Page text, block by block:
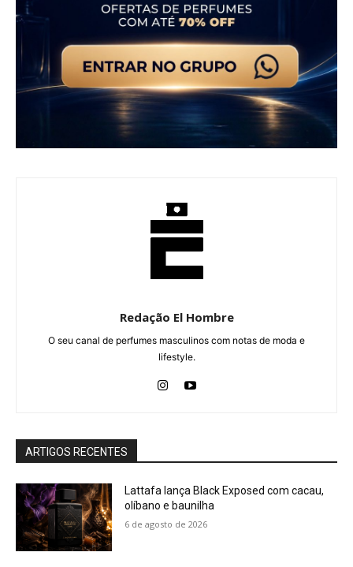
Redação El Hombre
O seu canal de perfumes masculinos com notas de moda e
lifestyle.
ARTIGOS RECENTES
Lattafa lança Black Exposed com cacau,
olíbano e baunilha
6 de agosto de 2026